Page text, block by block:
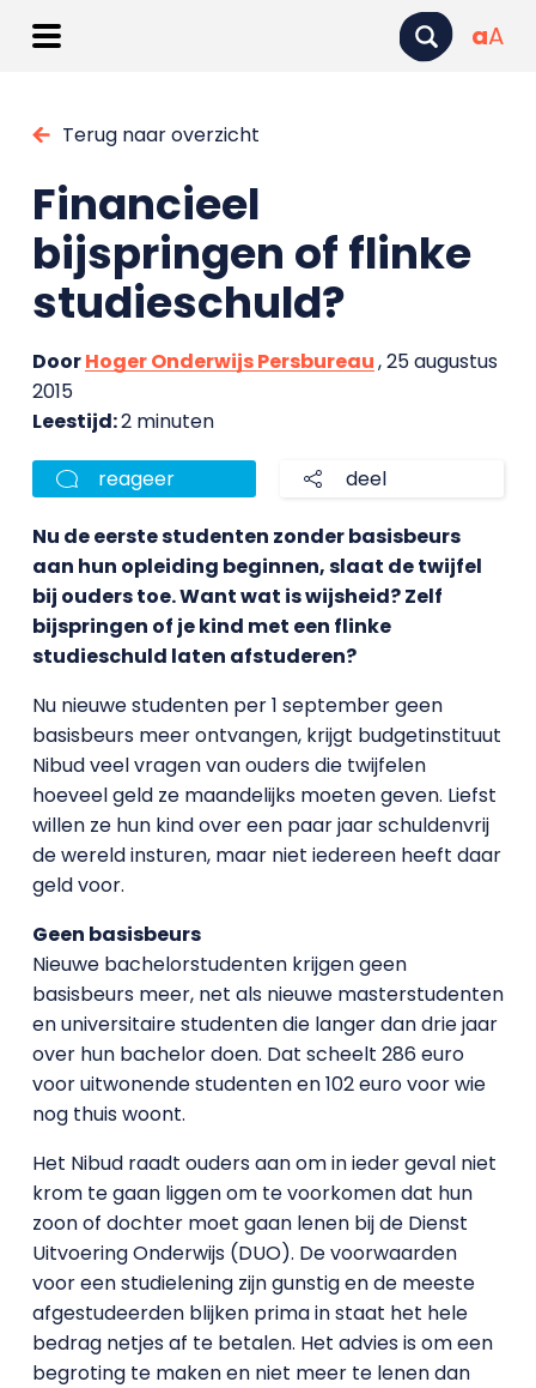
aA
Terug naar overzicht
Financieel
bijspringen of flinke
studieschuld?
DoorHoger Onderwijs Persbureau, 25 augustus
2015
Leestijd:2 minuten
reageer deel
Nu de eerste studenten zonder basisbeurs
aan hun opleiding beginnen, slaat de twijfel
bij ouders toe. Want wat is wijsheid? Zelf
bijspringen of je kind met een flinke
studieschuld laten afstuderen?
Nu nieuwe studenten per 1 september geen
basisbeurs meer ontvangen, krijgt budgetinstituut
Nibud veel vragen van ouders die twijfelen
hoeveel geld ze maandelijks moeten geven. Liefst
willen ze hun kind over een paar jaar schuldenvrij
de wereld insturen, maar niet iedereen heeft daar
geld voor.
Geen basisbeurs
Nieuwe bachelorstudenten krijgen geen
basisbeurs meer, net als nieuwe masterstudenten
en universitaire studenten die langer dan drie jaar
over hun bachelor doen. Dat scheelt 286 euro
voor uitwonende studenten en 102 euro voor wie
nog thuis woont.
Het Nibud raadt ouders aan om in ieder geval niet
krom te gaan liggen om te voorkomen dat hun
zoon of dochter moet gaan lenen bij de Dienst
Uitvoering Onderwijs (DUO). De voorwaarden
voor een studielening zijn gunstig en de meeste
afgestudeerden blijken prima in staat het hele
bedrag netjes af te betalen. Het advies is om een
begroting te maken en niet meer te lenen dan